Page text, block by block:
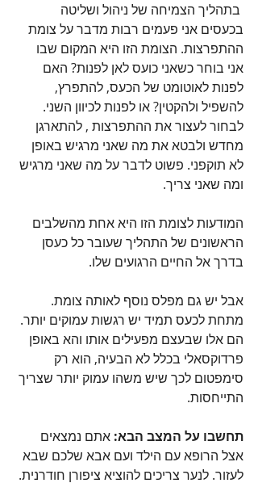
בתהליך הצמיחה של ניהול ושליטה
בכעסים אני פעמים רבות מדבר על צומת
ההתפרצות. הצומת הזו היא המקום שבו
אני בוחר כשאני כועס לאן לפנות? האם
לפנות לאוטומט של הכעס, להתפרץ,
להשפיל ולהקטין? או לפנות לכיוון השני.
לבחור לעצור את ההתפרצות , להתארגן
מחדש ולבטא את מה שאני מרגיש באופן
לא תוקפני. פשוט לדבר על מה שאני מרגיש
ומה שאני צריך.
המודעות לצומת הזו היא אחת מהשלבים
הראשונים של התהליך שעובר כל כעסן
בדרך אל החיים הרגועים שלו.
אבל יש גם מפלס נוסף לאותה צומת.
מתחת לכעס תמיד יש רגשות עמוקים יותר.
הם אלו שבעצם מפעילים אותו והא באופן
פרדוקסאלי בכלל לא הבעיה, הוא רק
סימפטום לכך שיש משהו עמוק יותר שצריך
התייחסות.
תחשבו על המצב הבא: אתם נמצאים
אצל הרופא עם הילד ועם אבא שלכם שבא
לעזור. לנער צריכים להוציא ציפורן חודרנית.